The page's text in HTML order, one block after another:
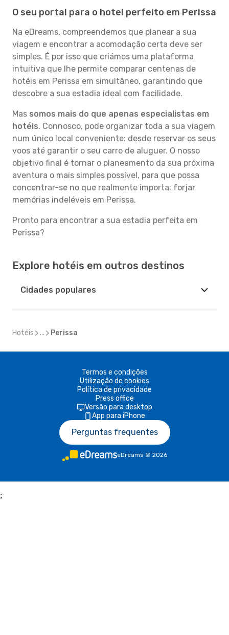
O seu portal para o hotel perfeito em Perissa
Na eDreams, compreendemos que planear a sua
viagem e encontrar a acomodação certa deve ser
simples. É por isso que criámos uma plataforma
intuitiva que lhe permite comparar centenas de
hotéis em Perissa em simultâneo, garantindo que
descobre a sua estadia ideal com facilidade.
Mas somos mais do que apenas especialistas em
hotéis. Connosco, pode organizar toda a sua viagem
num único local conveniente: desde reservar os seus
voos até garantir o seu carro de aluguer. O nosso
objetivo final é tornar o planeamento da sua próxima
aventura o mais simples possível, para que possa
concentrar-se no que realmente importa: forjar
memórias indeléveis em Perissa.
Pronto para encontrar a sua estadia perfeita em
Perissa?
Explore hotéis em outros destinos
Cidades populares
Hotéis ... Perissa
Termos e condições
Utilização de cookies
Política de privacidade
Press office
Versão para desktop
App para iPhone
Perguntas frequentes
eDreams © 2026
;